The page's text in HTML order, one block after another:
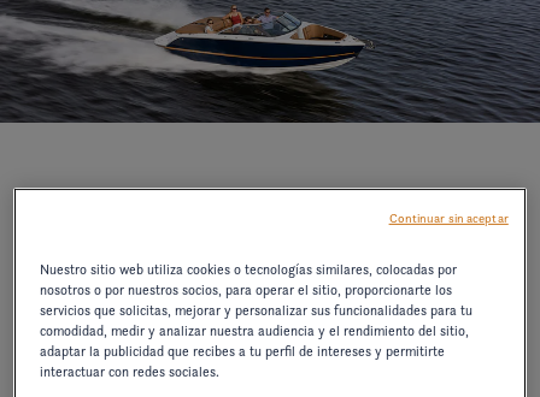
La carena Stable-Vee® - una innovación que
mejor que existe. Tan sencillo... tan eficaz... Four
Winns sigue fabricando algunas de las embarcaciones
más agradables y fáciles de manejar en el mundo.
Nuestro sitio web utiliza cookies o tecnologías similares, colocadas por
nosotros o por nuestros socios, para operar el sitio, proporcionarte los
servicios que solicitas, mejorar y personalizar sus funcionalidades para tu
comodidad, medir y analizar nuestra audiencia y el rendimiento del sitio,
adaptar la publicidad que recibes a tu perfil de intereses y permitirte
interactuar con redes sociales.
Continuar sin aceptar